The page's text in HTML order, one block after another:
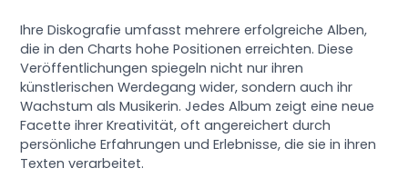
Ihre Diskografie umfasst mehrere erfolgreiche Alben,
die in den Charts hohe Positionen erreichten. Diese
Veröffentlichungen spiegeln nicht nur ihren
künstlerischen Werdegang wider, sondern auch ihr
Wachstum als Musikerin. Jedes Album zeigt eine neue
Facette ihrer Kreativität, oft angereichert durch
persönliche Erfahrungen und Erlebnisse, die sie in ihren
Texten verarbeitet.